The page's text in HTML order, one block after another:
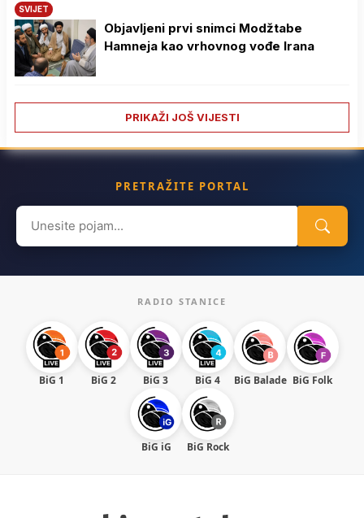
SVIJET
Objavljeni prvi snimci Modžtabe
Hamneja kao vrhovnog vođe Irana
PRIKAŽI JOŠ VIJESTI
PRETRAŽITE PORTAL
Search
for:
RADIO STANICE
BiG 1 BiG 2 BiG 3 BiG 4 BiG Balade BiG Folk
BiG iG BiG Rock